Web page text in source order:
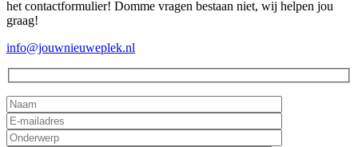
het contactformulier! Domme vragen bestaan niet, wij helpen jou
graag!
info@jouwnieuweplek.nl